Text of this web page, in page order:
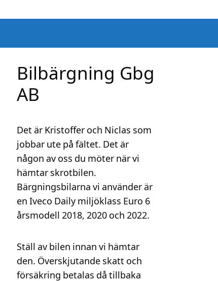
Bilbärgning Gbg
AB
Det är Kristoffer och Niclas som
jobbar ute på fältet. Det är
någon av oss du möter när vi
hämtar skrotbilen.
Bärgningsbilarna vi använder är
en Iveco Daily miljöklass Euro 6
årsmodell 2018, 2020 och 2022.
Ställ av bilen innan vi hämtar
den. Överskjutande skatt och
försäkring betalas då tillbaka